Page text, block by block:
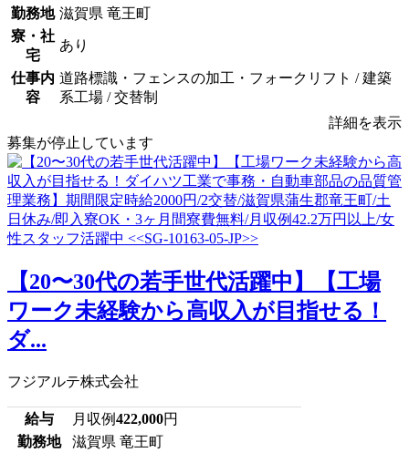
勤務地 滋賀県 竜王町
寮・社
宅
あり
仕事内
容
道路標識・フェンスの加工・フォークリフト / 建築
系工場 / 交替制
詳細を表示
募集が停止しています
【20〜30代の若手世代活躍中】【工場
ワーク未経験から高収入が目指せる！
ダ...
フジアルテ株式会社
給与 月収例422,000円
勤務地
滋賀県 竜王町